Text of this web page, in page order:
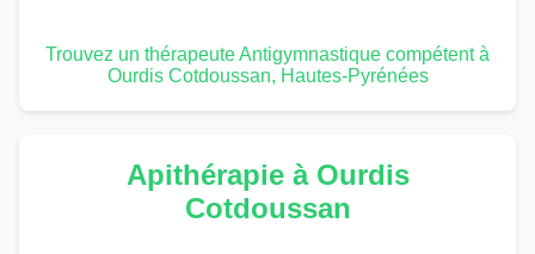
Trouvez un thérapeute Antigymnastique compétent à
Ourdis Cotdoussan, Hautes-Pyrénées
Apithérapie à Ourdis
Cotdoussan